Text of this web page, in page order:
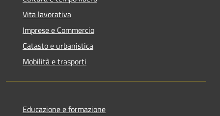
Vita lavorativa
Imprese e Commercio
Catasto e urbanistica
Mobilità e trasporti
Educazione e formazione